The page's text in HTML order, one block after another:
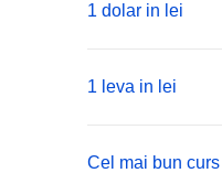
1 dolar in lei
1 leva in lei
Cel mai bun